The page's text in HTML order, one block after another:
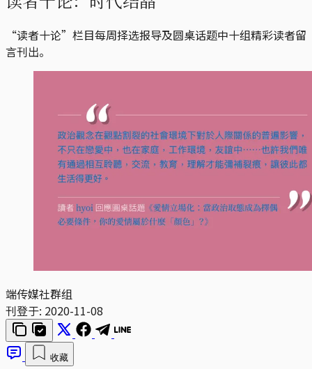
“读者十论”栏目每周择选报导及圆桌话题中十组精彩读者留
言刊出。
端传媒社群组
刊登于: 2020-11-08
收藏